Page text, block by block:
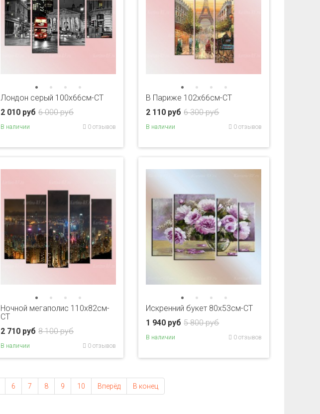
Лондон серый 100х66см-CT
6 000 руб
2 010 руб
В наличии 0 отзывов
В Париже 102х66см-CT
6 300 руб
2 110 руб
В наличии 0 отзывов
Ночной мегаполис 110х82см-
CT
8 100 руб
2 710 руб
В наличии 0 отзывов
Искренний букет 80x53см-CT
5 800 руб
1 940 руб
В наличии 0 отзывов
6 7 8 9 10 Вперёд В конец